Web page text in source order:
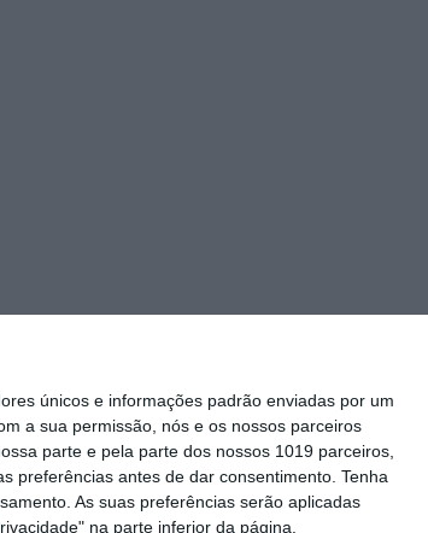
únicos e informações padrão enviadas por um
a sua permissão, nós e os nossos parceiros
parte e pela parte dos nossos 1019 parceiros,
preferências antes de dar consentimento. Tenha
As suas preferências serão aplicadas
na parte inferior da página.
Siga-nos